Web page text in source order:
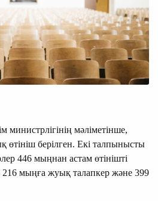
мәліметінше,
өтініш берілген. Екі талпынысты
446 мыңнан астам өтінішті
мыңға жуық талапкер және 399